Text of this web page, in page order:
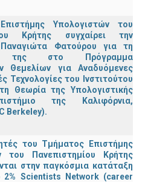
Υπολογιστών του
Κρήτης συγχαίρει την
Παναγιώτα Φατούρου για τη
της στο Πρόγραμμα
Θεμελίων για Αναδυόμενες
Τεχνολογίες του Ινστιτούτου
Θεωρία της Υπολογιστικής
της Καλιφόρνια,
Berkeley).
του Τμήματος Επιστήμης
του Πανεπιστημίου Κρήτης
στην παγκόσμια κατάταξη
2% Scientists Network (career